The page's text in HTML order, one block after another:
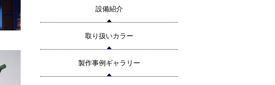
設備紹介
取り扱いカラー
製作事例ギャラリー